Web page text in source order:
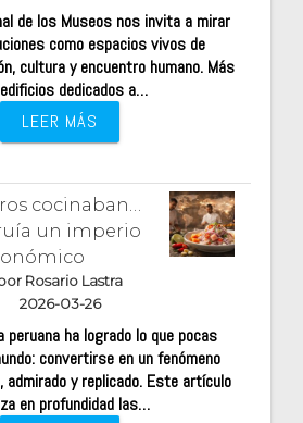
de los Museos nos invita a mirar
como espacios vivos de
cultura y encuentro humano. Más
dedicados a…
LEER MÁS
cocinaban…
un imperio
Rosario Lastra
2026-03-26
peruana ha logrado lo que pocas
convertirse en un fenómeno
admirado y replicado. Este artículo
en profundidad las…